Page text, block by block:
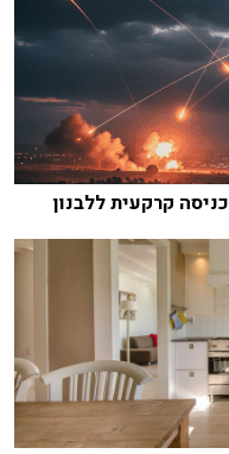
קרקעית ללבנון